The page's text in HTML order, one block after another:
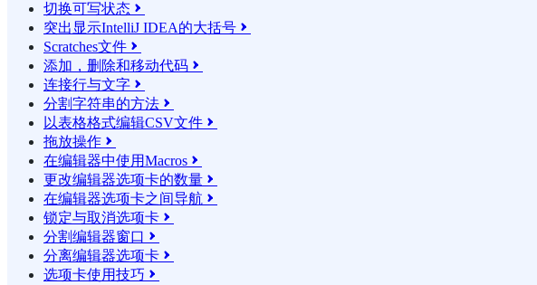
切换可写状态 
突出显示IntelliJ IDEA的大括号 
Scratches文件 
添加，删除和移动代码 
连接行与文字 
分割字符串的方法 
以表格格式编辑CSV文件 
拖放操作 
在编辑器中使用Macros 
更改编辑器选项卡的数量 
在编辑器选项卡之间导航 
锁定与取消选项卡 
分割编辑器窗口 
分离编辑器选项卡 
选项卡使用技巧 